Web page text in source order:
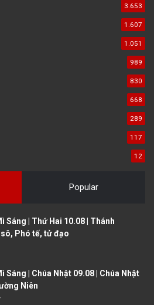
3.653
1.607
1.051
989
830
668
289
117
12
Popular
Sáng | Thứ Hai 10.08 | Thánh
Phó tế, tử đạo
Sáng | Chúa Nhật 09.08 | Chúa Nhật
Niên